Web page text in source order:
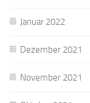
Januar 2022
Dezember 2021
November 2021